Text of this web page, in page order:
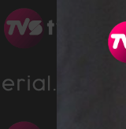
navigazione
contenuto